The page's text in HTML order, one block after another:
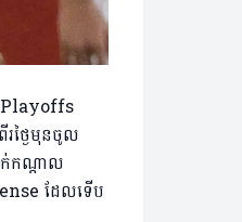
ថ្ងៃមុនចូល
កណ្តាល
ដែលទើប